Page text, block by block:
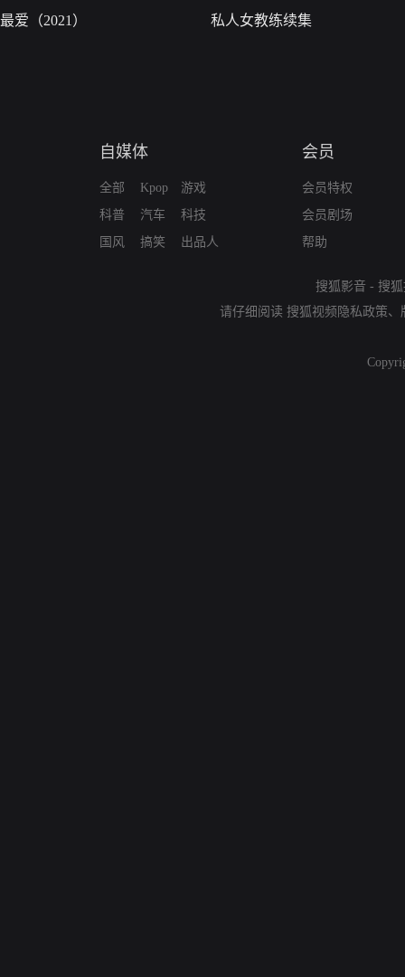
最爱（2021） 私人女教练续集
自媒体
全部
科普
国风
Kpop
汽车
搞笑
游戏
科技
出品人
会员
会员特权
会员剧场
帮助
搜狐影音 - 搜
请仔细阅读 搜狐视频隐私政策、